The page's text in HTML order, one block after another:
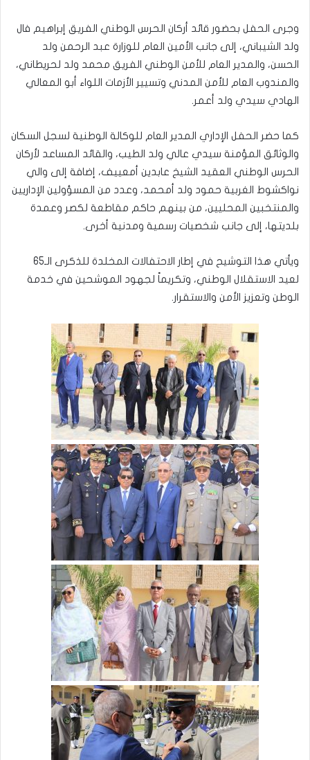
وجرى الحفل بحضور قائد أركان الحرس الوطني الفريق إبراهيم فال
ولد الشيباني، إلى جانب الأمين العام للوزارة عبد الرحمن ولد
الحسن، والمدير العام للأمن الوطني الفريق محمد ولد لحريطاني،
والمندوب العام للأمن المدني وتسيير الأزمات اللواء أبو المعالي
الهادي سيدي ولد أعمر.
كما حضر الحفل الإداري المدير العام للوكالة الوطنية لسجل السكان
والوثائق المؤمنة سيدي عالي ولد الطيب، والقائد المساعد لأركان
الحرس الوطني العقيد الشيخ عابدين أمعييف، إضافة إلى والي
نواكشوط الغربية حمود ولد أمحمد، وعدد من المسؤولين الإداريين
والمنتخبين المحليين، من بينهم حاكم مقاطعة لكصر وعمدة
بلديتها، إلى جانب شخصيات رسمية ومدنية أخرى.
ويأتي هذا التوشيح في إطار الاحتفالات المخلدة للذكرى الـ65
لعيد الاستقلال الوطني، وتكريماً لجهود الموشحين في خدمة
الوطن وتعزيز الأمن والاستقرار.